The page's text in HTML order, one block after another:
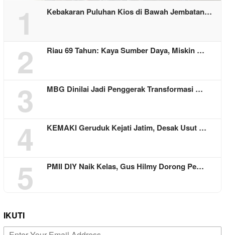
1 Kebakaran Puluhan Kios di Bawah Jembatan…
2 Riau 69 Tahun: Kaya Sumber Daya, Miskin …
3 MBG Dinilai Jadi Penggerak Transformasi …
4 KEMAKI Geruduk Kejati Jatim, Desak Usut …
5 PMII DIY Naik Kelas, Gus Hilmy Dorong Pe…
IKUTI